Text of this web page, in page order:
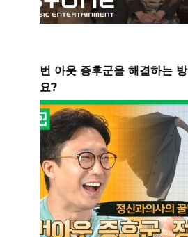
번 아웃 증후군을 해결하는
요?